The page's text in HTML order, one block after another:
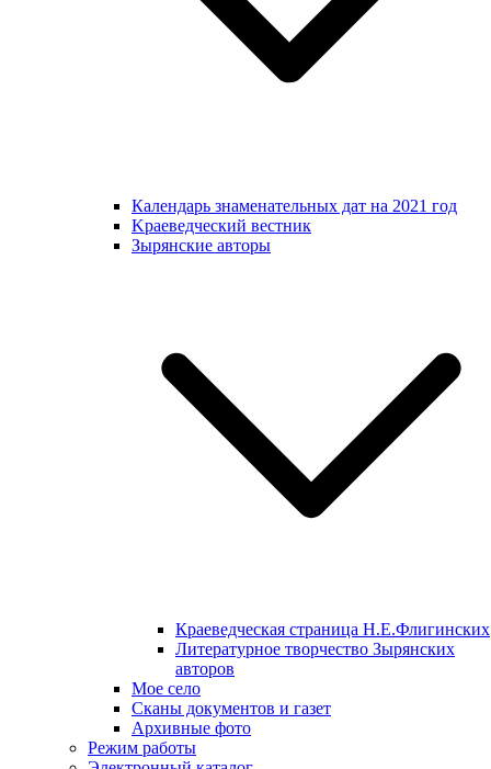
Календарь знаменательных дат на 2021 год
Kраеведческий вестник
Зырянские авторы
Краеведческая страница Н.Е.Флигинских
Литературное творчество Зырянских
авторов
Мое село
Сканы документов и газет
Архивные фото
Режим работы